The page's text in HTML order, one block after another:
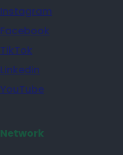
Instagram
Facebook
TikTok
Linkedin
YouTube
Network